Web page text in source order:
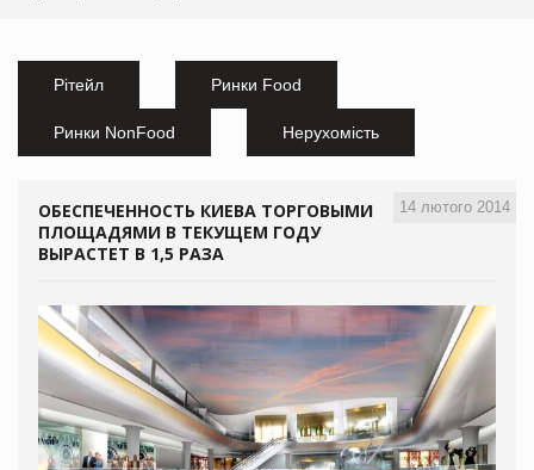
Рітейл Ринки Food
Ринки NonFood Нерухомість
14 лютого 2014
ОБЕСПЕЧЕННОСТЬ КИЕВА ТОРГОВЫМИ
ПЛОЩАДЯМИ В ТЕКУЩЕМ ГОДУ
ВЫРАСТЕТ В 1,5 РАЗА